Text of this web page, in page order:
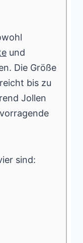
und
Die Größe
bis zu
Jollen
sind: